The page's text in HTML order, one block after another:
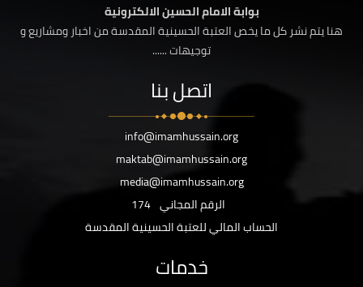
بوابة الامام الحسين الالكترونية
هنا يتم نشر كل ما يخص العتبة الحسينية المقدسة من اخبار ومشاريع و
توجيهات ......
اتصل بنا
info@imamhussain.org
maktab@imamhussain.org
media@imamhussain.org
الرقم المجاني 174
الحساب المالي للعتبة الحسينية المقدسة
خدمات